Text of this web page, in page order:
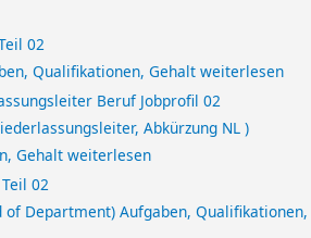
Qualifikationen, Gehalt weiterlesen
Abkürzung NL )
Gehalt weiterlesen
Department) Aufgaben, Qualifikationen,